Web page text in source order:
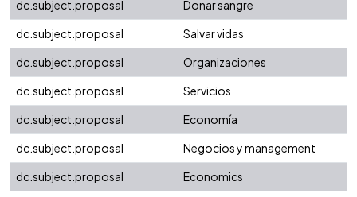
dc.subject.proposal
Donar sangre
dc.subject.proposal
Salvar vidas
dc.subject.proposal
Organizaciones
dc.subject.proposal
Servicios
dc.subject.proposal
Economía
dc.subject.proposal
Negocios y management
dc.subject.proposal
Economics